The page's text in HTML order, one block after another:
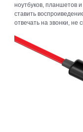
ноутбуков, планшетов
ставить
отвечать на звонки, не